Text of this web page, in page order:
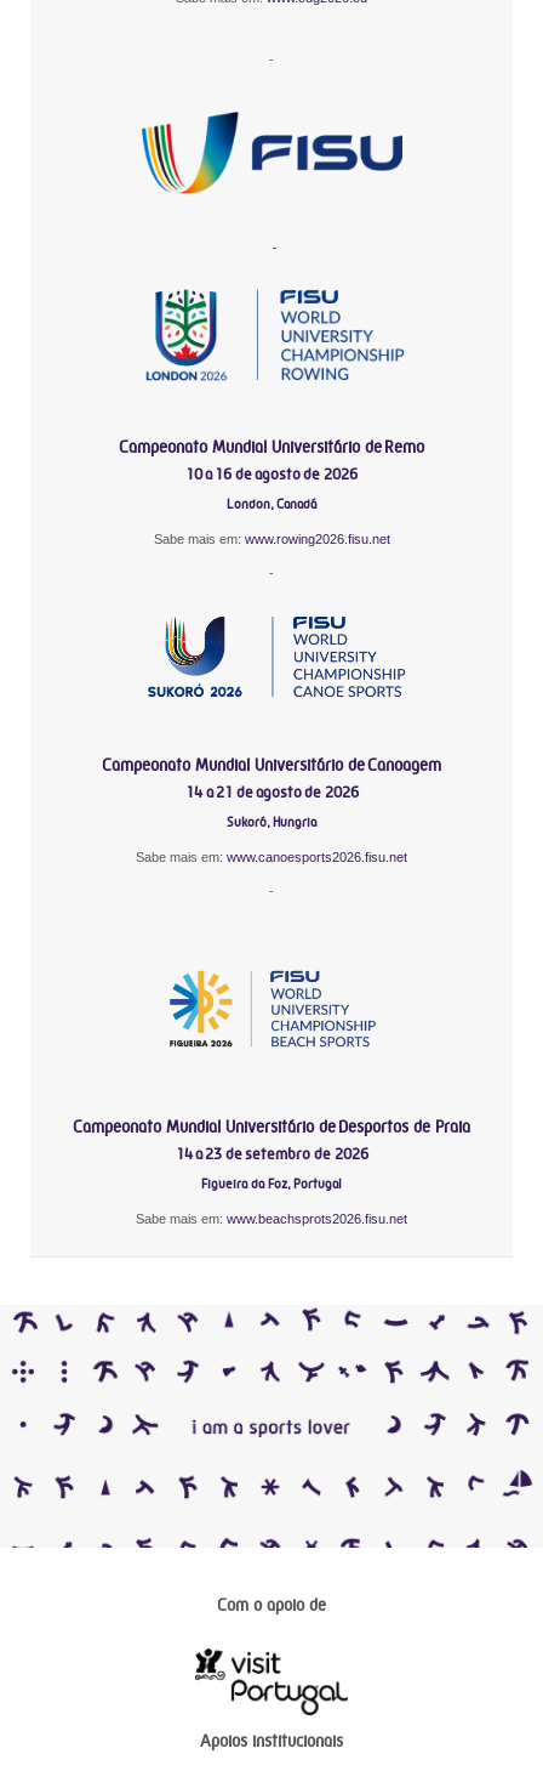
-
-
Campeonato Mundial Universitário de Remo
10 a 16 de agosto de 2026
London, Canadá
Sabe mais em: www.rowing2026.fisu.net
-
Campeonato Mundial Universitário de Canoagem
14 a 21 de agosto de 2026
Sukoró, Hungria
Sabe mais em: www.canoesports2026.fisu.net
-
Campeonato Mundial Universitário de Desportos de Praia
14 a 23 de setembro de 2026
Figueira da Foz, Portugal
Sabe mais em: www.beachsprots2026.fisu.net
Com o apoio de
Apoios institucionais